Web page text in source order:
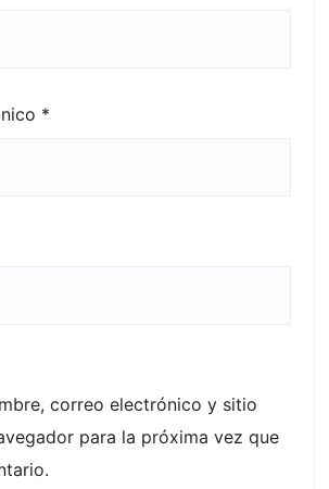
*
correo electrónico y sitio
para la próxima vez que